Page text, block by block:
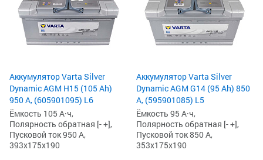
Аккумулятор Varta Silver
Dynamic AGM H15 (105 Ah)
950 А, (605901095) L6
Ёмкость 105 А·ч,
Полярность обратная [- +],
Пусковой ток 950 А,
393x175x190
Аккумулятор Varta Silver
Dynamic AGM G14 (95 Ah) 850
А, (595901085) L5
Ёмкость 95 А·ч,
Полярность обратная [- +],
Пусковой ток 850 А,
353x175x190